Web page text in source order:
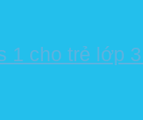
1 cho trẻ lớp